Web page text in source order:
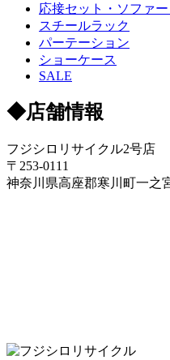
応接セット・ソファ
スチールラック
パーテーション
ショーケース
SALE
◆店舗情報
フジシロリサイクル2号店
〒253-0111
神奈川県高座郡寒川町一之